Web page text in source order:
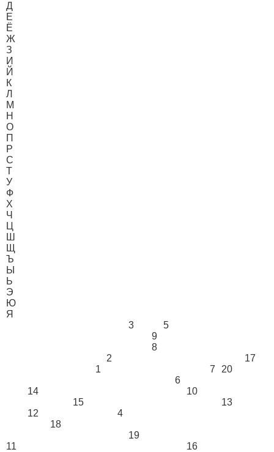
Д
Е
Ё
Ж
З
И
Й
К
Л
М
Н
О
П
Р
С
Т
У
Ф
Х
Ч
Ц
Ш
Щ
Ъ
Ы
Ь
Э
Ю
Я
3
5
9
8
2
17
1
7
20
6
14
10
15
13
12
4
18
19
11
16